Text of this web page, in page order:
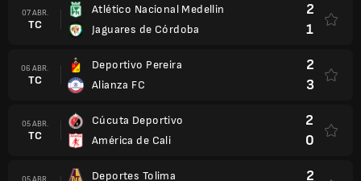
07 ABR.
TC
Atlético Nacional Medellin
Jaguares de Córdoba
2
1
06 ABR.
TC
Deportivo Pereira
Alianza FC
2
3
05 ABR.
TC
Cúcuta Deportivo
América de Cali
2
0
05 ABR.
Deportes Tolima
2